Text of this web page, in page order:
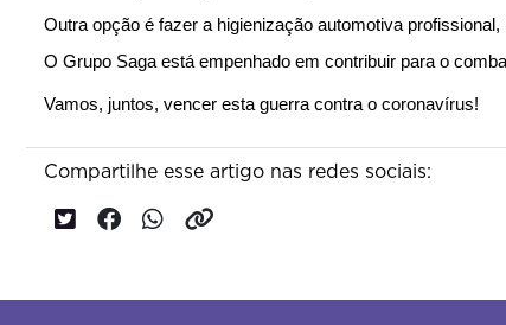
Outra opção é fazer a higienização automotiva
O Grupo Saga está empenhado em contribuir para o
Vamos, juntos, vencer esta guerra contra o coronavírus!
Compartilhe esse artigo nas redes sociais: